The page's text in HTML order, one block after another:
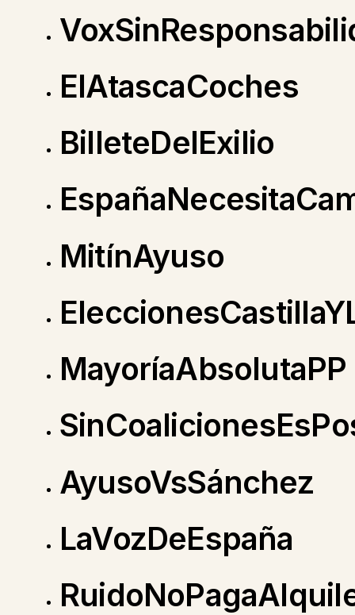
ElAtascaCoches
BilleteDelExilio
MitínAyuso
MayoríaAbsolutaPP
AyusoVsSánchez
LaVozDeEspaña